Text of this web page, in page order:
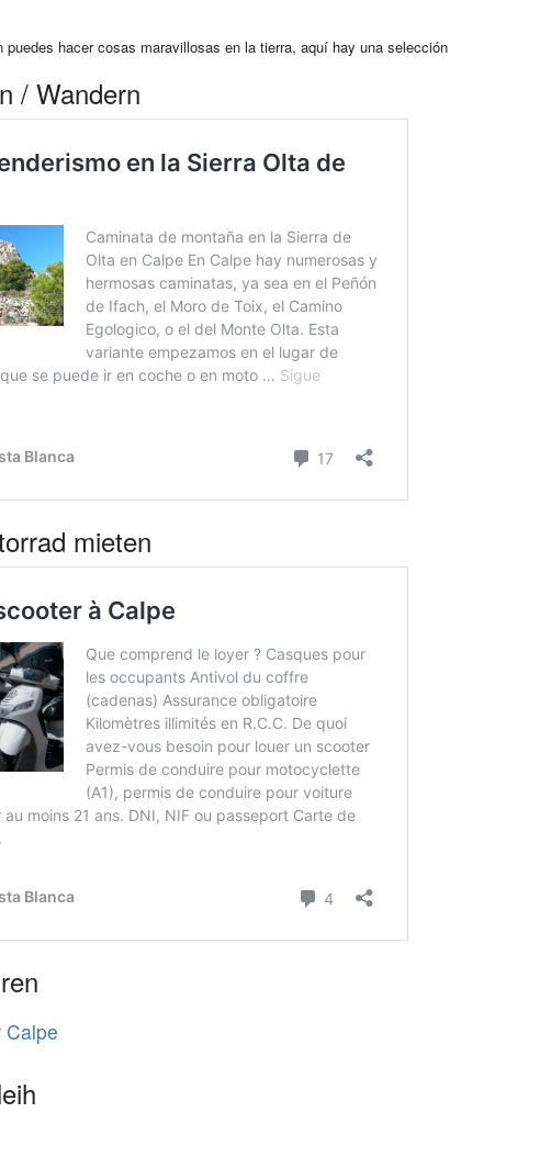
puedes hacer cosas maravillosas en la tierra, aquí hay una selección
/ Wandern
mieten
Calpe